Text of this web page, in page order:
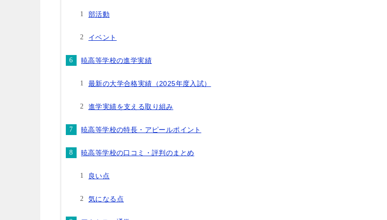
部活動
イベント
暁高等学校の進学実績
最新の大学合格実績（2025年度入試）
進学実績を支える取り組み
暁高等学校の特長・アピールポイント
暁高等学校の口コミ・評判のまとめ
良い点
気になる点